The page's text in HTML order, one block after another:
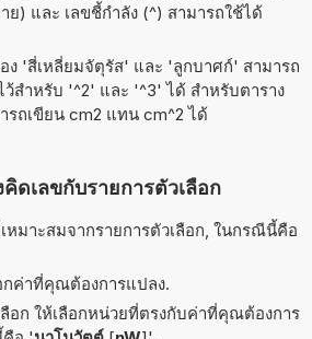
ย) และ เลขชี้กำลัง (^) สามารถใช้ได้
ง 'สี่เหลี่ยมจัตุรัส' และ 'ลูกบาศก์' สามารถ
สำหรับ '^2' และ '^3' ได้ สำหรับตาราง
รถเขียน cm2 แทน cm^2 ได้
ดเลขกับรายการตัวเลือก
หมาะสมจากรายการตัวเลือก, ในกรณีนี้คือ
ค่าที่คุณต้องการแปลง.
ลือก ให้เลือกหน่วยที่ตรงกับค่าที่คุณต้องการ